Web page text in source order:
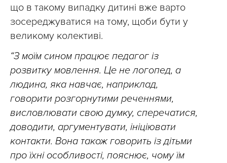
що в такому випадку дитині вже варто
зосереджуватися на тому, щоби бути у
великому колективі.
“З моїм сином працює педагог із
розвитку мовлення. Це не логопед, а
людина, яка навчає, наприклад,
говорити розгорнутими реченнями,
висловлювати свою думку, сперечатися,
доводити, аргументувати, ініціювати
контакти. Вона також говорить із дітьми
про їхні особливості, пояснює, чому їм